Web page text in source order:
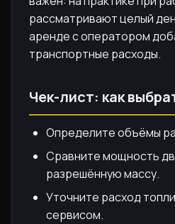
рассматривают целый
аренде с оператором
транспортные расходы.
Чек-лист: как
Определите объёмы
Сравните мощность
разрешённую массу.
Уточните расход
сервисом.